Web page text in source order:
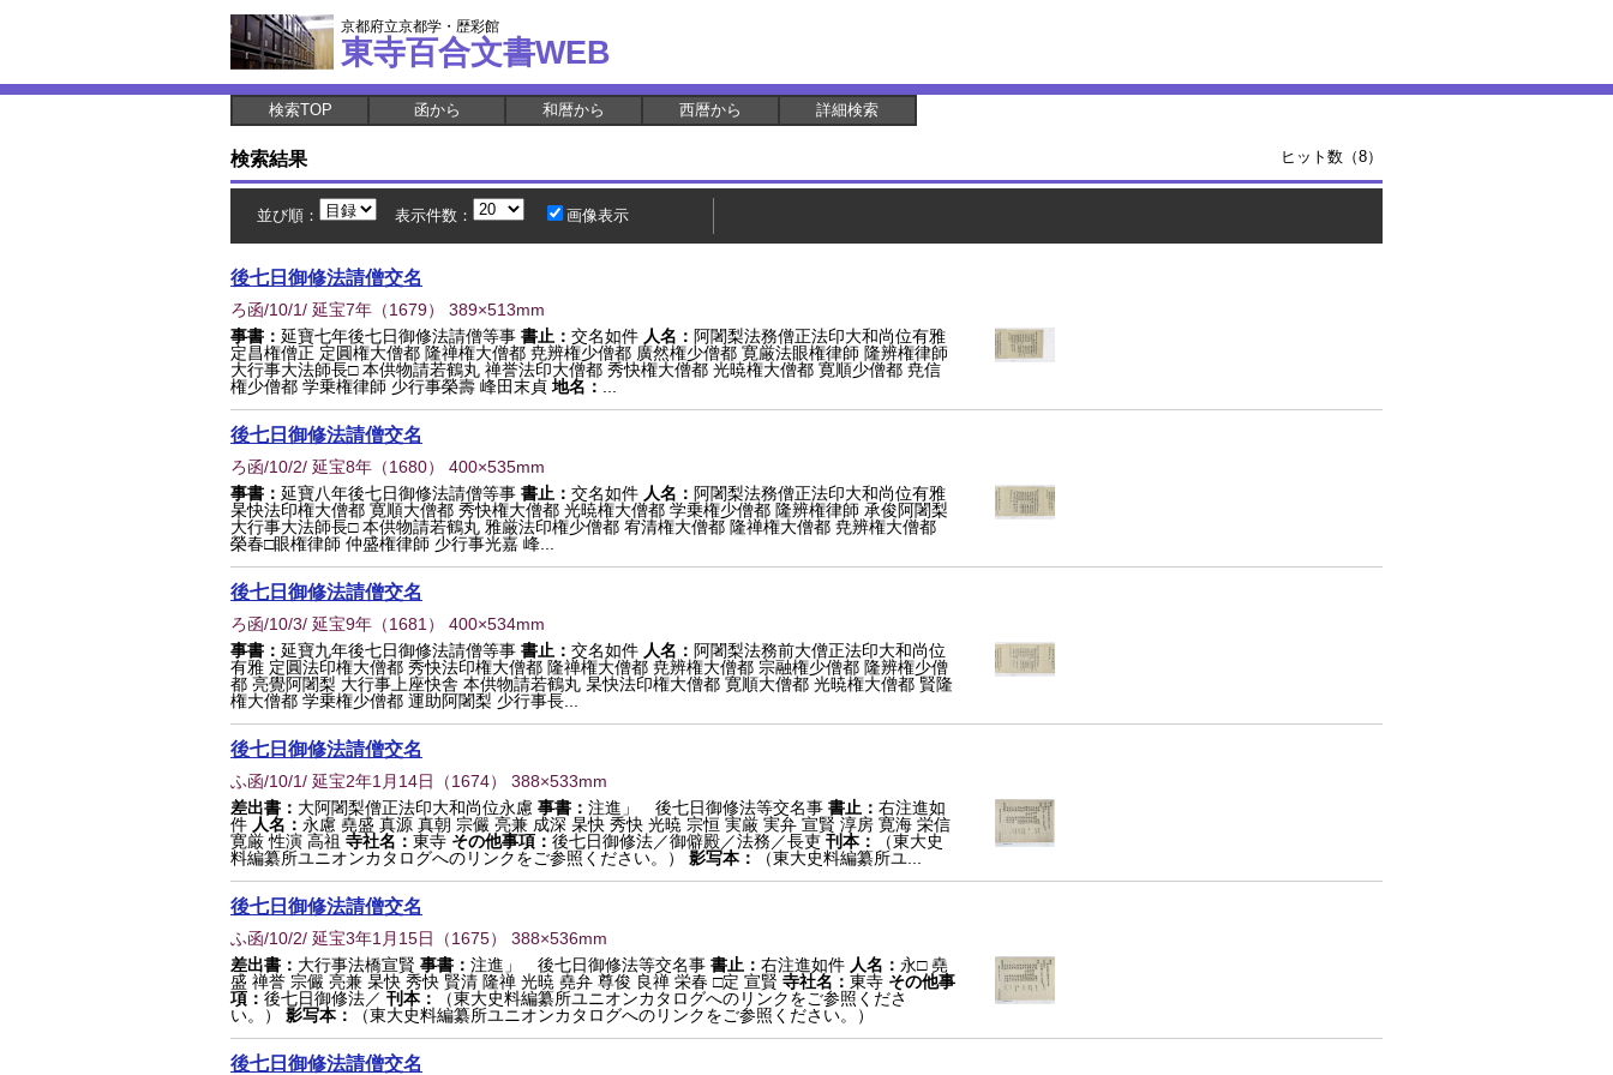
京都府立京都学・歴彩館
東寺百合文書WEB
検索TOP 函から 和暦から 西暦から 詳細検索
検索結果 ヒット数（8）
並び順： 表示件数： 画像表示
後七日御修法請僧交名
ろ函/10/1/ 延宝7年 （1679） 389×513mm
事書： 延寶七年後七日御修法請僧等事 書止： 交名如件 人名： 阿闍梨法務僧正法印大和尚位有雅
定昌権僧正 定圓権大僧都 隆禅権大僧都 尭辨権少僧都 廣然権少僧都 寛厳法眼権律師 隆辨権律師
大行事大法師長□ 本供物請若鶴丸 禅誉法印大僧都 秀快権大僧都 光暁権大僧都 寛順少僧都 尭信
権少僧都 学乗権律師 少行事榮壽 峰田末貞 地名：
後七日御修法請僧交名
ろ函/10/2/ 延宝8年 （1680） 400×535mm
事書： 延寶八年後七日御修法請僧等事 書止： 交名如件 人名： 阿闍梨法務僧正法印大和尚位有雅
杲快法印権大僧都 寛順大僧都 秀快権大僧都 光暁権大僧都 学乗権少僧都 隆辨権律師 承俊阿闍梨
大行事大法師長□ 本供物請若鶴丸 雅厳法印権少僧都 宥清権大僧都 隆禅権大僧都 尭辨権大僧都
榮春□眼権律師 仲盛権律師 少行事光嘉 峰...
後七日御修法請僧交名
ろ函/10/3/ 延宝9年 （1681 ） 400×534mm
事書： 延寶九年後七日御修法請僧等事 書止： 交名如件 人名： 阿闍梨法務前大僧正法印大和尚位
有雅 定圓法印権大僧都 秀快法印権大僧都 隆禅権大僧都 尭辨権大僧都 宗融権少僧都 隆辨権少僧
都 亮覺阿闍梨 大行事上座快舎 本供物請若鶴丸 杲快法印権大僧都 寛順大僧都 光暁権大僧都 賢隆
権大僧都 学乗権少僧都 運助阿闍梨 少行事長...
後七日御修法請僧交名
ふ函/10/1/ 延宝2年1月14日 （1674） 388×533mm
差出書： 大阿闍梨僧正法印大和尚位永慮 事書： 注進」 後七日御修法等交名事 書止： 右注進如
件 人名： 永慮 堯盛 真源 真朝 宗儼 亮兼 成深 杲快 秀快 光暁 宗恒 実厳 実弁 宣賢 淳房 寛海 栄信
寛厳 性演 高祖 寺社名： 東寺 その他事項： 後七日御修法／御僻殿／法務／長吏 刊本：
（東大史
料編纂所ユニオンカタログへのリンクをご参照ください。）
影写本： （東大史料編纂所ユ...
後七日御修法請僧交名
ふ函/10/2/ 延宝3年1月15日 （1675） 388×536mm
差出書： 大行事法橋宣賢 事書： 注進」 後七日御修法等交名事 書止： 右注進如件 人名： 永□ 堯
盛 禅誉 宗儼 亮兼 杲快 秀快 賢清 隆禅 光暁 堯弁 尊俊 良禅 栄春 □定 宣賢 寺社名： 東寺 その他事
項： 後七日御修法／ 刊本：
（東大史料編纂所ユニオンカタログへのリンクをご参照くださ
い。）
影写本： （東大史料編纂所ユニオンカタログへのリンクをご参照ください。）
後七日御修法請僧交名